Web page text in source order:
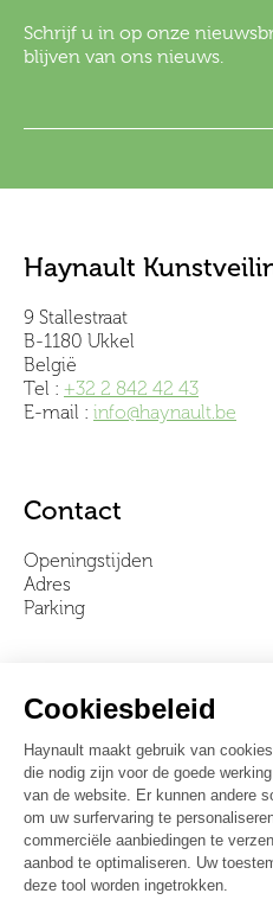
Schrijf u in op onze
blijven van ons nieuws.
Haynault
9 Stallestraat
B-1180 Ukkel
België
Tel : +32 2 842 42 43
E-mail : info@haynault.be
Contact
Openingstijden
Adres
Parking
Over ons
Ons team
Video's
Veelgestelde vragen
Algemene voorwaarden